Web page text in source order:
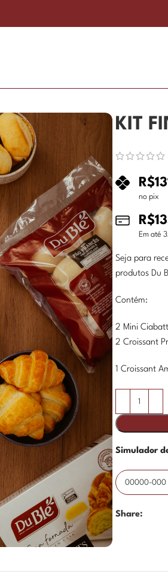
KIT
R$
no pix
R$
Em até 3
Seja para
produtos Du
Contém:
2 Mini
2 Croissant
1 Croissant
Simulador
Share: